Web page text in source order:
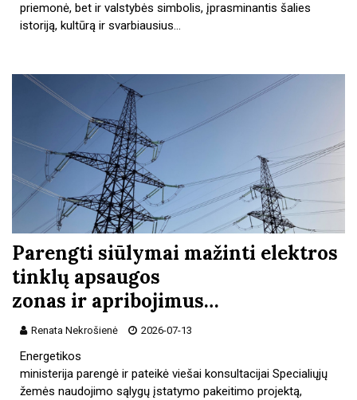
priemonė, bet ir valstybės simbolis, įprasminantis šalies
istoriją, kultūrą ir svarbiausius…
Parengti siūlymai mažinti elektros
tinklų apsaugos
zonas ir apribojimus…
Renata Nekrošienė 2026-07-13
Energetikos
ministerija parengė ir pateikė viešai konsultacijai Specialiųjų
žemės naudojimo sąlygų įstatymo pakeitimo projektą,